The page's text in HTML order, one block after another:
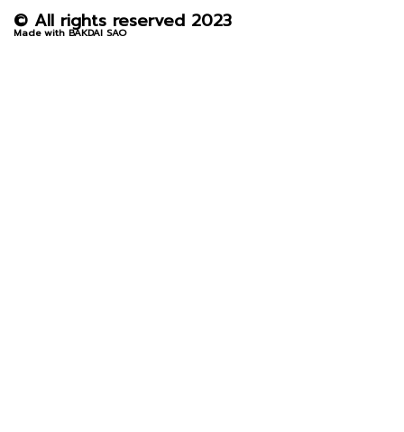
© All rights reserved 2023
Made with BAKDAI SAO